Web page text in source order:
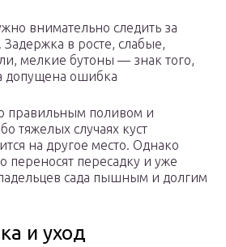
внимательно следить за
в росте, слабые,
мелкие бутоны — знак того,
допущена ошибка
правильным поливом и
тяжелых случаях куст
на другое место. Однако
переносят пересадку и уже
сада пышным и долгим
и уход